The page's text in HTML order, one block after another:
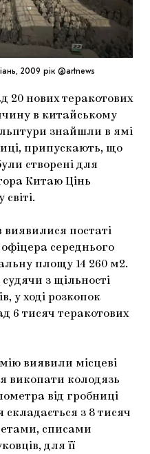
МАРГІНАЛІЇ
ПЛАТФОРМА
РІЗДВЯНІ СВЯТА
2009 рік @artnews
20 нових теракотових
в китайському
знайшли в ямі
припускають, що
створені для
Китаю Цінь
виявилися постаті
середнього
площу 14 260 м2.
з щільності
у ході розкопок
6 тисяч теракотових
виявили ​​місцеві
викопати колодязь
від гробниці
складається з 8 тисяч
списами
для її